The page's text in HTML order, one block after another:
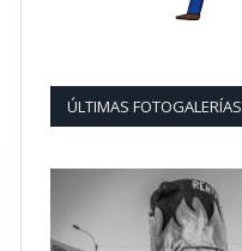
ÚLTIMAS FOTOGALERÍAS